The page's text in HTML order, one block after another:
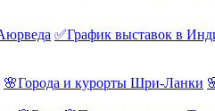
✅График выставок в
🌸Города и курорты Шри-Ланки